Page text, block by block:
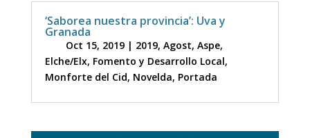
‘Saborea nuestra provincia’: Uva y
Granada
Oct 15, 2019| 2019, Agost, Aspe,
Elche/Elx, Fomento y Desarrollo Local,
Monforte del Cid, Novelda, Portada